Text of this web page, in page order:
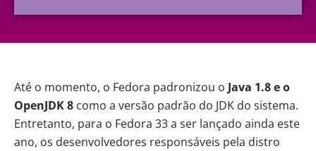
Até o momento, o Fedora padronizou o Java 1.8 e o
OpenJDK 8 como a versão padrão do JDK do sistema.
Entretanto, para o Fedora 33 a ser lançado ainda este
ano, os desenvolvedores responsáveis pela distro